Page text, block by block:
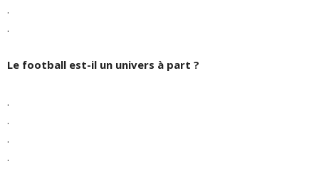
.
.
Le football est-il un univers à part ?
.
.
.
.